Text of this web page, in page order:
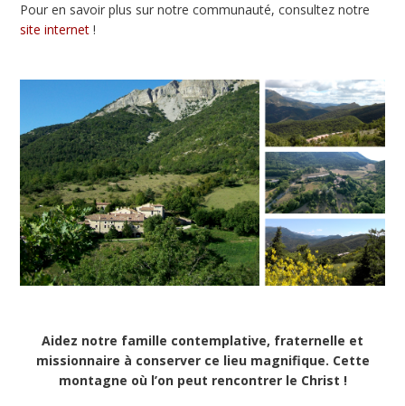
Pour en savoir plus sur notre communauté, consultez notre
site internet !
Aidez notre famille contemplative, fraternelle et
missionnaire à conserver ce lieu magnifique. Cette
montagne où l’on peut rencontrer le Christ !